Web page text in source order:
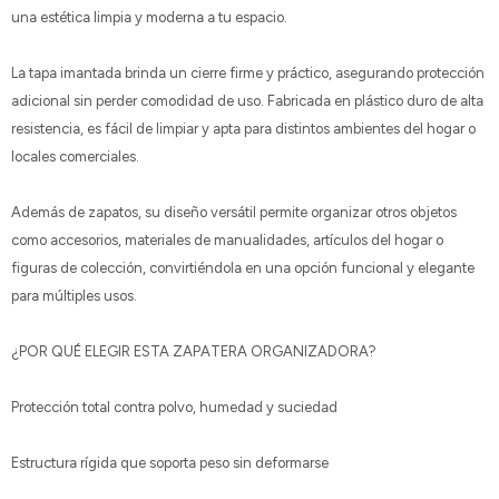
una estética limpia y moderna a tu espacio.
La tapa imantada brinda un cierre firme y práctico, asegurando protección
adicional sin perder comodidad de uso. Fabricada en plástico duro de alta
resistencia, es fácil de limpiar y apta para distintos ambientes del hogar o
locales comerciales.
Además de zapatos, su diseño versátil permite organizar otros objetos
como accesorios, materiales de manualidades, artículos del hogar o
figuras de colección, convirtiéndola en una opción funcional y elegante
para múltiples usos.
¿POR QUÉ ELEGIR ESTA ZAPATERA ORGANIZADORA?
Protección total contra polvo, humedad y suciedad
Estructura rígida que soporta peso sin deformarse